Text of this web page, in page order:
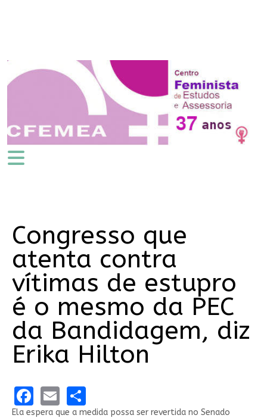
Congresso que
atenta contra
vítimas de estupro
é o mesmo da PEC
da Bandidagem, diz
Erika Hilton
Facebook
EmailShare
Ela espera que a medida possa ser revertida no Senado